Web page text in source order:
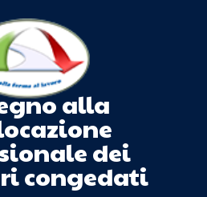
alla
dei
congedati